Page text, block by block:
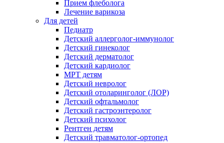
Прием флеболога
Лечение варикоза
Для детей
Педиатр
Детский аллерголог-иммунолог
Детский гинеколог
Детский дерматолог
Детский кардиолог
МРТ детям
Детский невролог
Детский отоларинголог (ЛОР)
Детский офтальмолог
Детский гастроэнтеролог
Детский психолог
Рентген детям
Детский травматолог-ортопед